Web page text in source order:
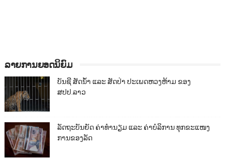
ລາຍການຍອດນິຍົມ
ບັນຊີ ສັດນ້ຳ ແລະ ສັດປ່າ ປະເພດຫວງຫ້າມ ຂອງ
ສປປ.ລາວ
ລັດຖະບັນຍັດ ຄ່າທຳນຽມ ແລະ ຄ່າບໍລິການ ທຸກຂະແໜງ
ການຂອງລັດ